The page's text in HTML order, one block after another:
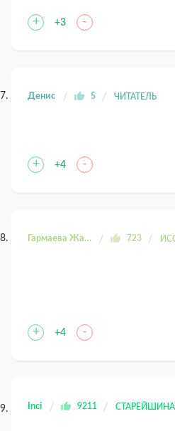
+ +3 -
Денис 5 ЧИТАТЕЛЬ
+ +4 -
Гармаева Жаргала 723
+ +4 -
Inci 9211 СТАРЕЙШИНА